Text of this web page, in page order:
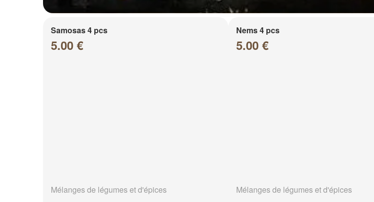
Samosas 4 pcs
5.00 €
Mélanges de légumes et d'épices
Nems 4 pcs
5.00 €
Mélanges de légumes et d'épices